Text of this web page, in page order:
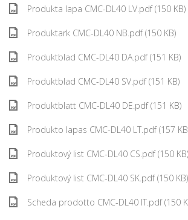
Produkta lapa CMC-DL40 LV.pdf (150 KB)
Produktark CMC-DL40 NB.pdf (150 KB)
Produktblad CMC-DL40 DA.pdf (151 KB)
Produktblad CMC-DL40 SV.pdf (151 KB)
Produktblatt CMC-DL40 DE.pdf (151 KB)
Produkto lapas CMC-DL40 LT.pdf (157
Produktový list CMC-DL40 CS.pdf (150 KB)
Produktový list CMC-DL40 SK.pdf (150 KB)
Scheda prodotto CMC-DL40 IT.pdf (150